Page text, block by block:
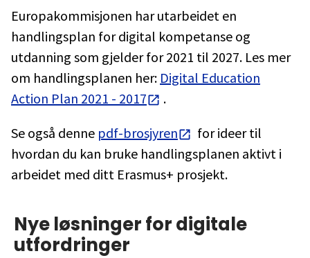
Europakommisjonen har utarbeidet en
handlingsplan for digital kompetanse og
utdanning som gjelder for 2021 til 2027. Les mer
om handlingsplanen her: Digital Education
Action Plan 2021 - 2017
.
Se også denne pdf-brosjyren
for ideer til
hvordan du kan bruke handlingsplanen aktivt i
arbeidet med ditt Erasmus+ prosjekt.
Nye løsninger for digitale
utfordringer